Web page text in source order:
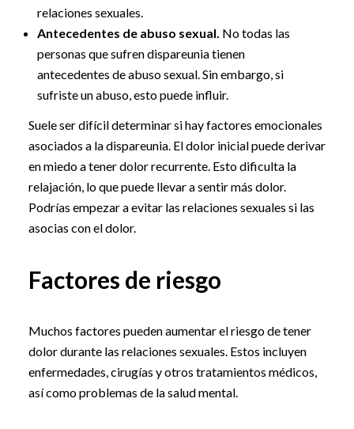
relaciones sexuales.
Antecedentes de abuso sexual. No todas las
personas que sufren dispareunia tienen
antecedentes de abuso sexual. Sin embargo, si
sufriste un abuso, esto puede influir.
Suele ser difícil determinar si hay factores emocionales
asociados a la dispareunia. El dolor inicial puede derivar
en miedo a tener dolor recurrente. Esto dificulta la
relajación, lo que puede llevar a sentir más dolor.
Podrías empezar a evitar las relaciones sexuales si las
asocias con el dolor.
Factores de riesgo
Muchos factores pueden aumentar el riesgo de tener
dolor durante las relaciones sexuales. Estos incluyen
enfermedades, cirugías y otros tratamientos médicos,
así como problemas de la salud mental.